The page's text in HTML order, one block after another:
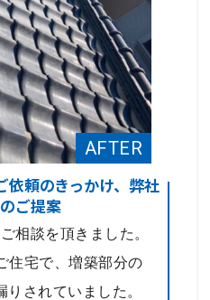
依頼のきっかけ、弊社
ご提案
相談を頂きました。
住宅で、増築部分の
されていました。